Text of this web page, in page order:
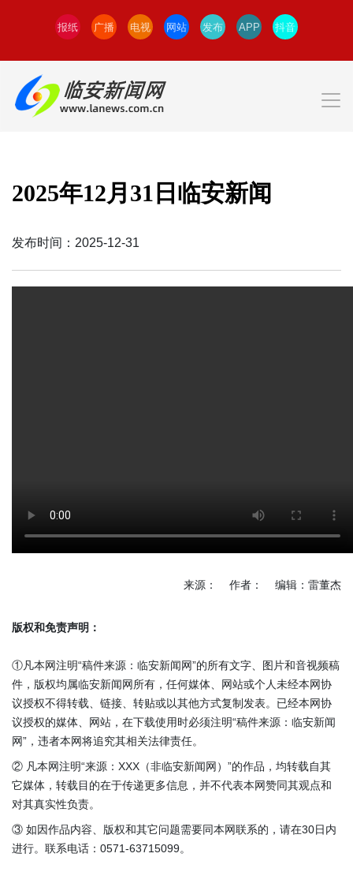
报纸 广播 电视 网站 发布 APP 抖音
2025年12月31日临安新闻
发布时间：2025-12-31
来源： 作者： 编辑：雷董杰
版权和免责声明：
①凡本网注明“稿件来源：临安新闻网”的所有文字、图片和音视频稿
件，版权均属临安新闻网所有，任何媒体、网站或个人未经本网协
议授权不得转载、链接、转贴或以其他方式复制发表。已经本网协
议授权的媒体、网站，在下载使用时必须注明“稿件来源：临安新闻
网”，违者本网将追究其相关法律责任。
② 凡本网注明“来源：XXX（非临安新闻网）”的作品，均转载自其
它媒体，转载目的在于传递更多信息，并不代表本网赞同其观点和
对其真实性负责。
③ 如因作品内容、版权和其它问题需要同本网联系的，请在30日内
进行。联系电话：0571-63715099。